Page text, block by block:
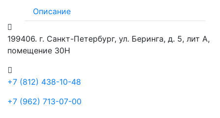
Описание
199406. г. Санкт-Петербург, ул. Беринга, д. 5, лит А,
помещение 30Н
+7 (812) 438-10-48
+7 (962) 713-07-00